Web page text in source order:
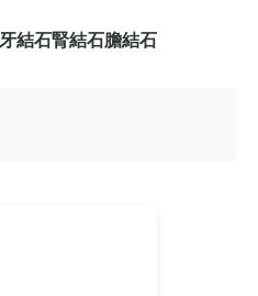
牙結石腎結石膽結石